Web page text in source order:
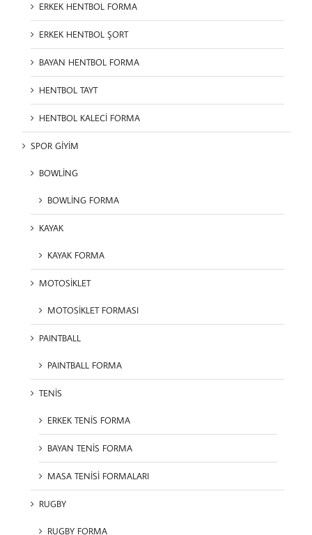
ERKEK HENTBOL FORMA
ERKEK HENTBOL ŞORT
BAYAN HENTBOL FORMA
HENTBOL TAYT
HENTBOL KALECİ FORMA
SPOR GİYİM
BOWLİNG
BOWLİNG FORMA
KAYAK
KAYAK FORMA
MOTOSİKLET
MOTOSİKLET FORMASI
PAINTBALL
PAINTBALL FORMA
TENİS
ERKEK TENİS FORMA
BAYAN TENİS FORMA
MASA TENİSİ FORMALARI
RUGBY
RUGBY FORMA